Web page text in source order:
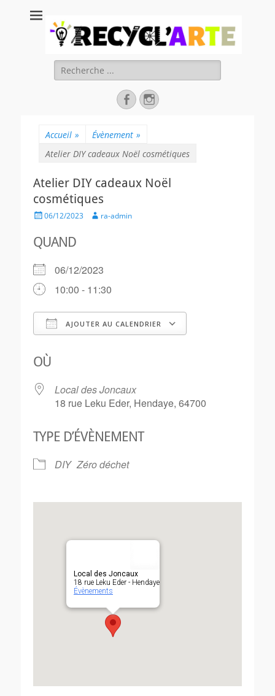
Recycl'Arte, faire
soi-même et
réduire les
déchets
Rechercher :
FacebookInstagram
Accueil » Évènement »
Atelier DIY cadeaux Noël cosmétiques
Atelier DIY cadeaux Noël
cosmétiques
Posted06/12/2023 Authorra-admin
QUAND
06/12/2023
10:00 - 11:30
AJOUTER AU CALENDRIER
OÙ
Local des Joncaux
18 rue Leku Eder, Hendaye, 64700
TYPE D’ÉVÈNEMENT
DIY Zéro déchet
Local des Joncaux
18 rue Leku Eder - Hendaye
Évènements